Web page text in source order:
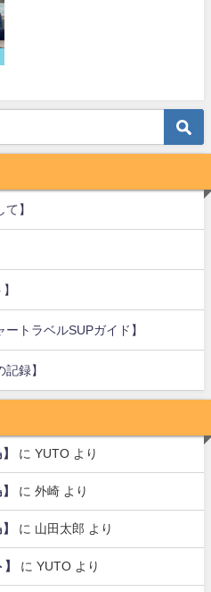
】
ートラベルSUPガイド】
録】
に YUTO より
に 外崎 より
に 山田太郎 より
に YUTO より